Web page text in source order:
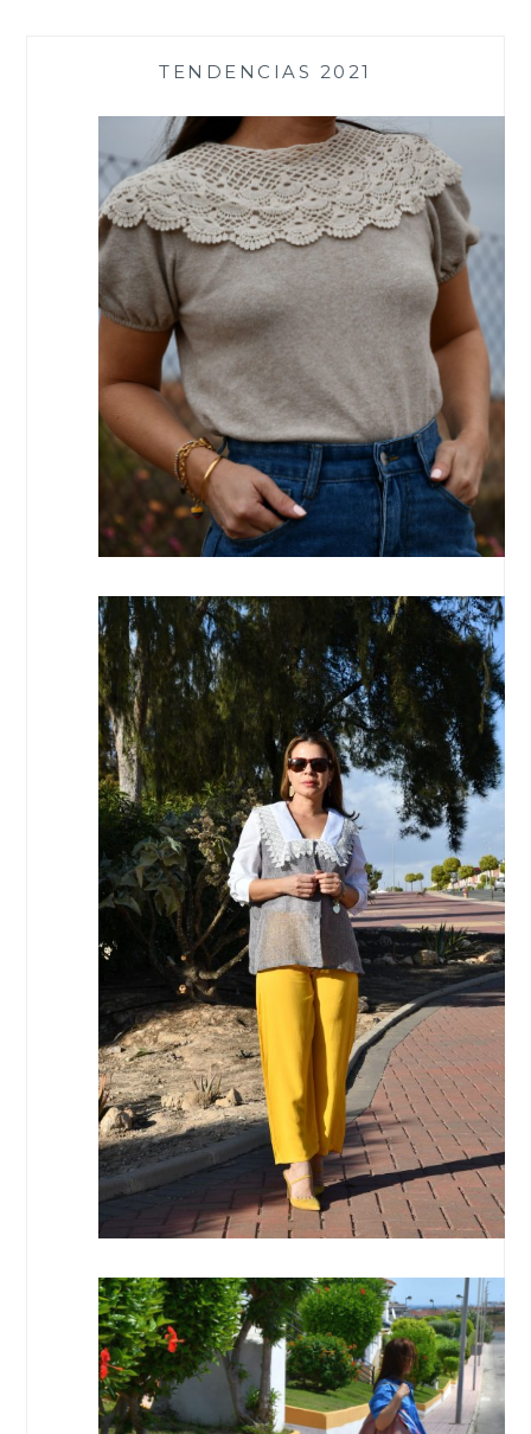
TENDENCIAS 2021